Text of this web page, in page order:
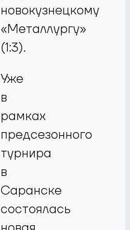
новокузнецкому
«Металлургу»
(1:3).
Уже
в
рамках
предсезонного
турнира
в
Саранске
состоялась